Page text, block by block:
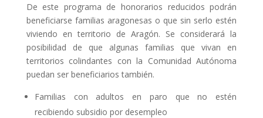
De este programa de honorarios reducidos podrán
beneficiarse familias aragonesas o que sin serlo estén
viviendo en territorio de Aragón. Se considerará la
posibilidad de que algunas familias que vivan en
territorios colindantes con la Comunidad Autónoma
puedan ser beneficiarios también.
Familias con adultos en paro que no estén
recibiendo subsidio por desempleo